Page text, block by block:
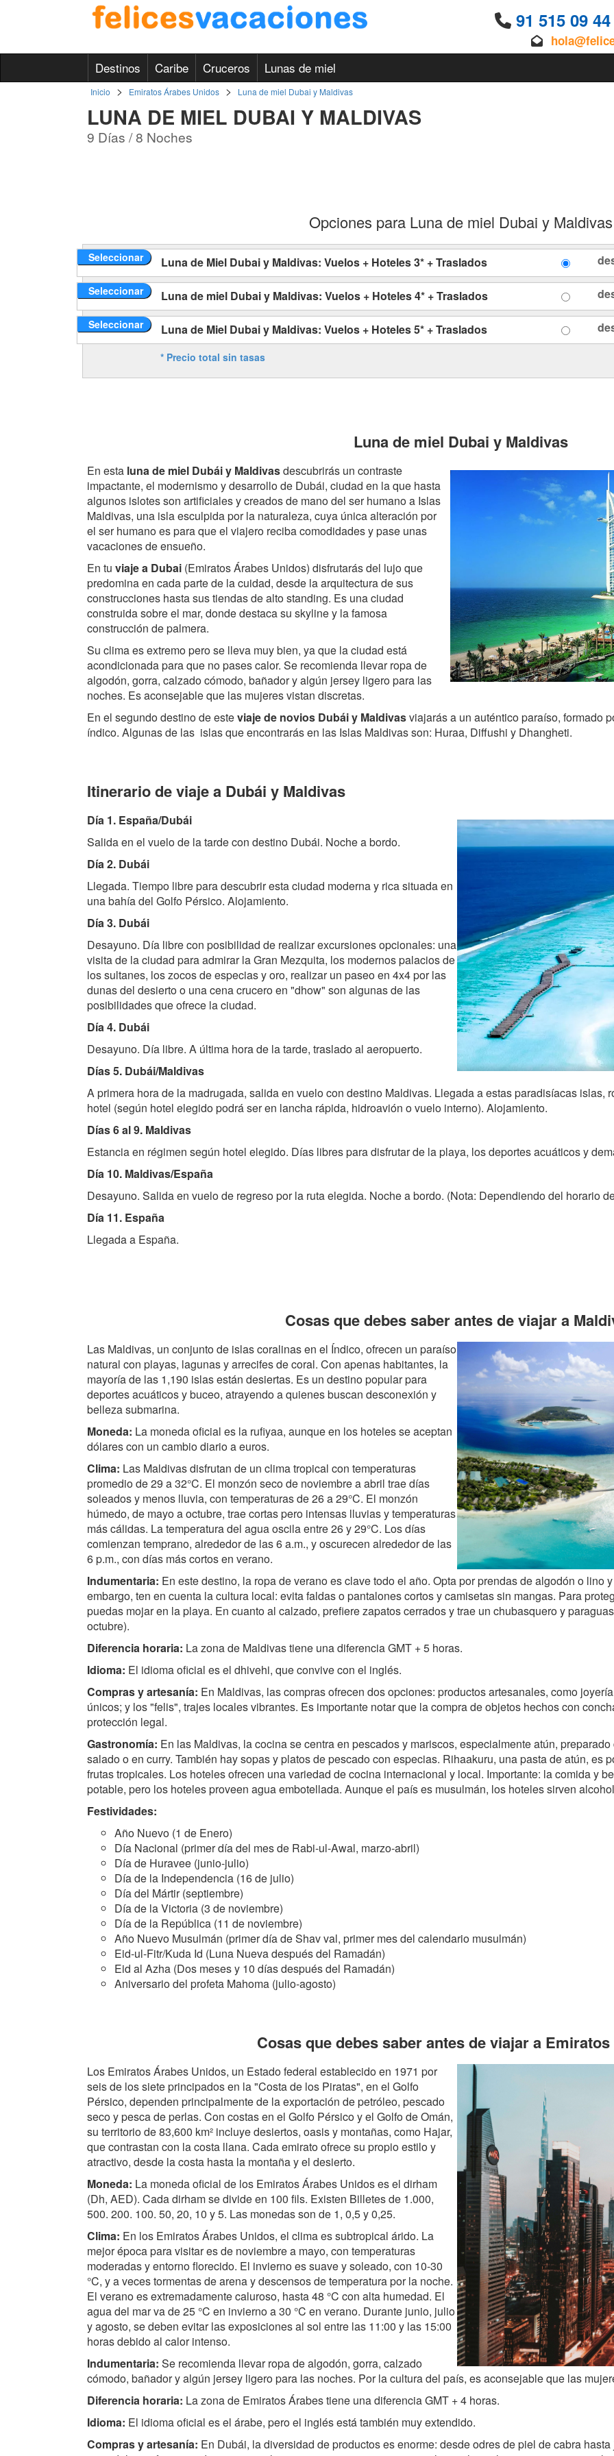
91 515 09
Destinos Caribe Cruceros Lunas de miel
Inicio > Emiratos Árabes Unidos > Luna de miel Dubai y Maldivas
LUNA DE MIEL DUBAI Y MALDIVAS
9 Días / 8 Noches
Opciones para Luna de miel Dubai y Maldivas
Seleccionar Luna de Miel Dubai y Maldivas: Vuelos + Hoteles 3* + Traslados
Seleccionar Luna de miel Dubai y Maldivas: Vuelos + Hoteles 4* + Traslados
Seleccionar Luna de Miel Dubai y Maldivas: Vuelos + Hoteles 5* + Traslados
* Precio total sin tasas
Luna de miel Dubai y Maldivas
En esta luna de miel Dubái y Maldivasdescubrirás un contraste
impactante, el modernismo y desarrollo de Dubái, ciudad en la que hasta
algunos islotes son artificiales y creados de mano del ser humano a Islas
Maldivas, una isla esculpida por la naturaleza, cuya única alteración por
el ser humano es para que el viajero reciba comodidades y pase unas
vacaciones de ensueño.
En tu viaje a Dubai (Emiratos Árabes Unidos) disfrutarás del lujo que
predomina en cada parte de la cuidad, desde la arquitectura de sus
construcciones hasta sus tiendas de alto standing. Es una ciudad
construida sobre el mar, donde destaca su skyline y la famosa
construcción de palmera.
Su clima es extremo pero se lleva muy bien, ya que la ciudad está
acondicionada para que no pases calor. Se recomienda llevar ropa de
algodón, gorra, calzado cómodo, bañador y algún jersey ligero para las
noches. Es aconsejable que las mujeres vistan discretas.
En el segundo destino de esteviaje de novios Dubái y Maldivasviajarás a un auténtico paraíso, formado
índico. Algunas de las islas que encontrarás en las Islas Maldivas son: Huraa, Diffushi y Dhangheti.
Itinerario de viaje a Dubái y Maldivas
Día 1. España/Dubái
Salida en el vuelo de la tarde con destino Dubái. Noche a bordo.
Día 2. Dubái
Llegada. Tiempo libre para descubrir esta ciudad moderna y rica situada en
una bahía del Golfo Pérsico. Alojamiento.
Día 3. Dubái
Desayuno. Día libre con posibilidad de realizar excursiones opcionales: una
visita de la ciudad para admirar la Gran Mezquita, los modernos palacios de
los sultanes, los zocos de especias y oro, realizar un paseo en 4x4 por las
dunas del desierto o una cena crucero en "dhow" son algunas de las
posibilidades que ofrece la ciudad.
Día 4. Dubái
Desayuno. Día libre. A última hora de la tarde, traslado al aeropuerto.
Días 5. Dubái/Maldivas
A primera hora de la madrugada, salida en vuelo con destino Maldivas. Llegada a estas paradisíacas islas,
hotel (según hotel elegido podrá ser en lancha rápida, hidroavión o vuelo interno). Alojamiento.
Días 6 al 9. Maldivas
Estancia en régimen según hotel elegido. Días libres para disfrutar de la playa, los deportes acuáticos y
Día 10. Maldivas/España
Desayuno. Salida en vuelo de regreso por la ruta elegida. Noche a bordo. (Nota: Dependiendo del horario
Día 11. España
Llegada a España.
Cosas que debes saber antes de viajar a
Las Maldivas, un conjunto de islas coralinas en el Índico, ofrecen un paraíso
natural con playas, lagunas y arrecifes de coral. Con apenas habitantes, la
mayoría de las 1,190 islas están desiertas. Es un destino popular para
deportes acuáticos y buceo, atrayendo a quienes buscan desconexión y
belleza submarina.
Moneda: La moneda oficial es la rufiyaa, aunque en los hoteles se aceptan
dólares con un cambio diario a euros.
Clima: Las Maldivas disfrutan de un clima tropical con temperaturas
promedio de 29 a 32°C. El monzón seco de noviembre a abril trae días
soleados y menos lluvia, con temperaturas de 26 a 29°C. El monzón
húmedo, de mayo a octubre, trae cortas pero intensas lluvias y temperaturas
más cálidas. La temperatura del agua oscila entre 26 y 29°C. Los días
comienzan temprano, alrededor de las 6 a.m., y oscurecen alrededor de las
6 p.m., con días más cortos en verano.
Indumentaria: En este destino, la ropa de verano es clave todo el año. Opta por prendas de algodón o lino
embargo, ten en cuenta la cultura local: evita faldas o pantalones cortos y camisetas sin mangas. Para
puedas mojar en la playa. En cuanto al calzado, prefiere zapatos cerrados y trae un chubasquero y
octubre).
Diferencia horaria: La zona de Maldivas tiene una diferencia GMT + 5 horas.
Idioma: El idioma oficial es el dhivehi, que convive con el inglés.
Compras y artesanía: En Maldivas, las compras ofrecen dos opciones: productos artesanales, como
únicos; y los "felis", trajes locales vibrantes. Es importante notar que la compra de objetos hechos con
protección legal.
Gastronomía: En las Maldivas, la cocina se centra en pescados y mariscos, especialmente atún,
salado o en curry. También hay sopas y platos de pescado con especias. Rihaakuru, una pasta de atún, es
frutas tropicales. Los hoteles ofrecen una variedad de cocina internacional y local. Importante: la comida y
potable, pero los hoteles proveen agua embotellada. Aunque el país es musulmán, los hoteles sirven
Festividades:
Año Nuevo (1 de Enero)
Día Nacional (primer día del mes de Rabi-ul-Awal, marzo-abril)
Día de Huravee (junio-julio)
Día de la Independencia (16 de julio)
Día del Mártir (septiembre)
Día de la Victoria (3 de noviembre)
Día de la República (11 de noviembre)
Año Nuevo Musulmán (primer día de Shav val, primer mes del calendario musulmán)
Eid-ul-Fitr/Kuda Id (Luna Nueva después del Ramadán)
Eid al Azha (Dos meses y 10 días después del Ramadán)
Aniversario del profeta Mahoma (julio-agosto)
Cosas que debes saber antes de viajar a
Los Emiratos Árabes Unidos, un Estado federal establecido en 1971 por
seis de los siete principados en la "Costa de los Piratas", en el Golfo
Pérsico, dependen principalmente de la exportación de petróleo, pescado
seco y pesca de perlas. Con costas en el Golfo Pérsico y el Golfo de Omán,
su territorio de 83,600 km² incluye desiertos, oasis y montañas, como Hajar,
que contrastan con la costa llana. Cada emirato ofrece su propio estilo y
atractivo, desde la costa hasta la montaña y el desierto.
Moneda: La moneda oficial de los Emiratos Árabes Unidos es el dirham
(Dh, AED). Cada dirham se divide en 100 fils. Existen Billetes de 1.000,
500. 200. 100. 50, 20, 10 y 5. Las monedas son de 1, 0,5 y 0,25.
Clima: En los Emiratos Árabes Unidos, el clima es subtropical árido. La
mejor época para visitar es de noviembre a mayo, con temperaturas
moderadas y entorno florecido. El invierno es suave y soleado, con 10-30
°C, y a veces tormentas de arena y descensos de temperatura por la noche.
El verano es extremadamente caluroso, hasta 48 °C con alta humedad. El
agua del mar va de 25 °C en invierno a 30 °C en verano. Durante junio, julio
y agosto, se deben evitar las exposiciones al sol entre las 11:00 y las 15:00
horas debido al calor intenso.
Indumentaria: Se recomienda llevar ropa de algodón, gorra, calzado
cómodo, bañador y algún jersey ligero para las noches. Por la cultura del país, es aconsejable que las
Diferencia horaria: La zona de Emiratos Árabes tiene una diferencia GMT + 4 horas.
Idioma: El idioma oficial es el árabe, pero el inglés está también muy extendido.
Compras y artesanía: En Dubái, la diversidad de productos es enorme: desde odres de piel de cabra